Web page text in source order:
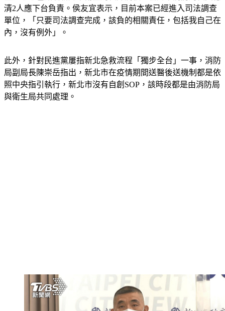
至於恩恩爸點名新北市衛生局長陳潤秋、新北市消防局長黃德
清2人應下台負責。侯友宜表示，目前本案已經進入司法調查
單位，「只要司法調查完成，該負的相關責任，包括我自己在
此外，針對民進黨屢指新北急救流程「獨步全台」一事，消防
局副局長陳崇岳指出，新北市在疫情期間送醫後送機制都是依
照中央指引執行，新北市沒有自創SOP，該時段都是由消防局